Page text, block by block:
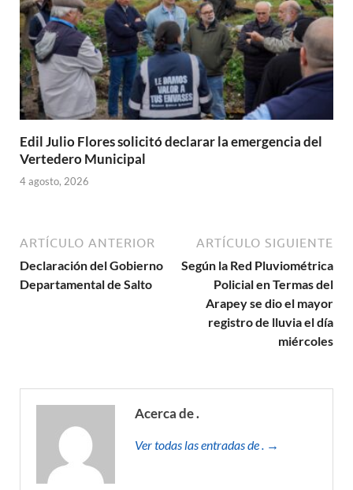
Edil Julio Flores solicitó declarar la emergencia del
Vertedero Municipal
4 agosto, 2026
ARTÍCULO ANTERIOR
Declaración del Gobierno
Departamental de Salto
ARTÍCULO SIGUIENTE
Según la Red Pluviométrica
Policial en Termas del
Arapey se dio el mayor
registro de lluvia el día
miércoles
Acerca de .
Ver todas las entradas de . →